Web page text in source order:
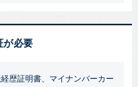
が必要
歴証明書、マイナンバーカー